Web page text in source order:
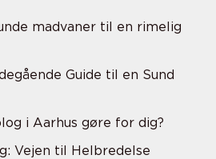
madvaner til en rimelig
Guide til en Sund
i Aarhus gøre for dig?
Vejen til Helbredelse